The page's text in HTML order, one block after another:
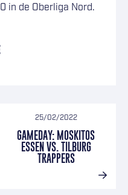
in de Oberliga Nord.
25/02/2022
GAMEDAY: MOSKITOS
ESSEN VS. TILBURG
TRAPPERS